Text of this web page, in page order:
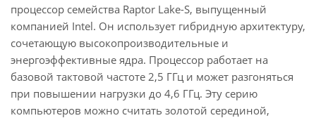
процессор семейства Raptor Lake-S, выпущенный
компанией Intel. Он использует гибридную архитектуру,
сочетающую высокопроизводительные и
энергоэффективные ядра. Процессор работает на
базовой тактовой частоте 2,5 ГГц и может разгоняться
при повышении нагрузки до 4,6 ГГц. Эту серию
компьютеров можно считать золотой серединой,